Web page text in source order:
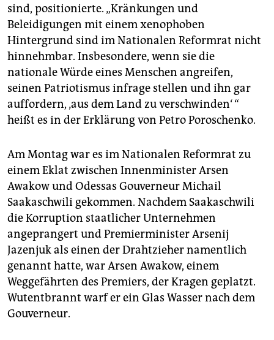
sind, positionierte. „Kränkungen und
Beleidigungen mit einem xenophoben
Hintergrund sind im Nationalen Reformrat nicht
hinnehmbar. Insbesondere, wenn sie die
nationale Würde eines Menschen angreifen,
seinen Patriotismus infrage stellen und ihn gar
auffordern, ‚aus dem Land zu verschwinden‘ “
heißt es in der Erklärung von Petro Poroschenko.
Am Montag war es im Nationalen Reformrat zu
einem Eklat zwischen Innenminister Arsen
Awakow und Odessas Gouverneur Michail
Saakaschwili gekommen. Nachdem Saakaschwili
die Korruption staatlicher Unternehmen
angeprangert und Premierminister Arsenij
Jazenjuk als einen der Drahtzieher namentlich
genannt hatte, war Arsen Awakow, einem
Weggefährten des Premiers, der Kragen geplatzt.
Wutentbrannt warf er ein Glas Wasser nach dem
Gouverneur.